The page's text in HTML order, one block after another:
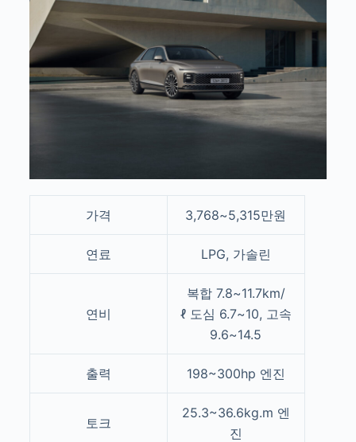
가격 3,768~5,315만원
연료 LPG, 가솔린
연비
복합 7.8~11.7km/
ℓ 도심 6.7~10, 고속
9.6~14.5
출력 198~300hp 엔진
토크
25.3~36.6kg.m 엔
진